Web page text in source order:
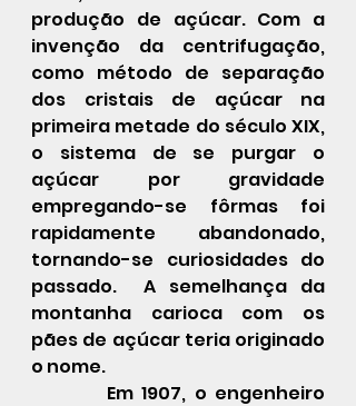
produção de açúcar. Com a
invenção da centrifugação,
como método de separação
dos cristais de açúcar na
primeira metade do século XIX,
o sistema de se purgar o
açúcar por gravidade
empregando-se fôrmas foi
rapidamente abandonado,
tornando-se curiosidades do
passado.  A semelhança da
montanha carioca com os
pães de açúcar teria originado
o nome.